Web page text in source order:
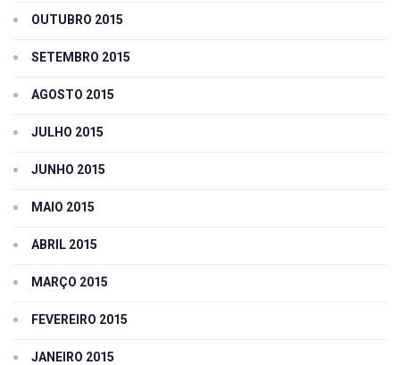
OUTUBRO 2015
SETEMBRO 2015
AGOSTO 2015
JULHO 2015
JUNHO 2015
MAIO 2015
ABRIL 2015
MARÇO 2015
FEVEREIRO 2015
JANEIRO 2015